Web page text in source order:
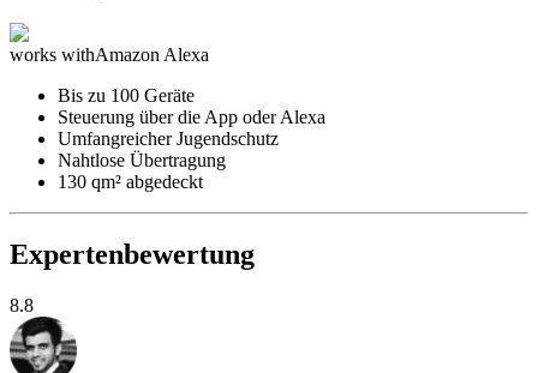
works withAmazon Alexa
Bis zu 100 Geräte
Steuerung über die App oder Alexa
Umfangreicher Jugendschutz
Nahtlose Übertragung
130 qm² abgedeckt
Expertenbewertung
8.8